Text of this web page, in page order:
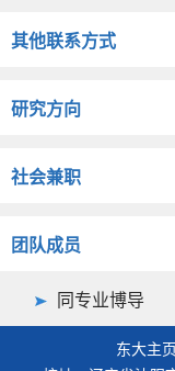
其他联系方式
研究方向
社会兼职
团队成员
同专业博导
东大主页